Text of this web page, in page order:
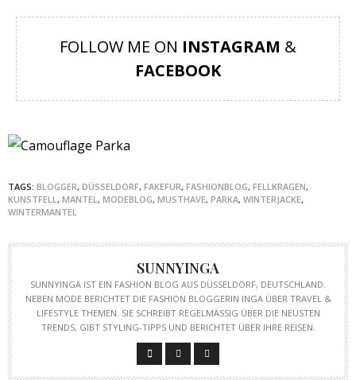
FOLLOW ME ON INSTAGRAM &
FACEBOOK
TAGS: BLOGGER, DÜSSELDORF, FAKEFUR, FASHIONBLOG, FELLKRAGEN,
KUNSTFELL , MANTEL , MODEBLOG, MUSTHAVE, PARKA, WINTERJACKE,
WINTERMANTEL
SUNNYINGA
SUNNYINGA IST EIN FASHION BLOG AUS DÜSSELDORF, DEUTSCHLAND.
NEBEN MODE BERICHTET DIE FASHION BLOGGERIN INGA ÜBER TRAVEL &
LIFESTYLE THEMEN. SIE SCHREIBT REGELMÄSSIG ÜBER DIE NEUSTEN T
RENDS, GIBT STYLING-TIPPS UND BERICHTET ÜBER IHRE REISEN.